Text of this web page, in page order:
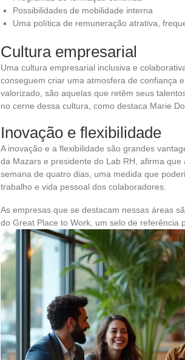
Possibilidades de mobilidade interna
Uma política de remuneração atrativa,
Cultura empresarial
Uma cultura empresarial inclusiva e
conseguem criar uma atmosfera de confiança
valorizado, são aquelas que retêm seus
no cerne dessa cultura, como destaca Marie
Inovação e flexibilidade
A inovação e a flexibilidade são grandes
da Mazars e presidente do Lab RH, afirma
semana de quatro dias, uma medida que
trabalho e vida pessoal dos colaboradores.
As empresas que se destacam nessas áreas
do Great Place to Work, um selo de referência